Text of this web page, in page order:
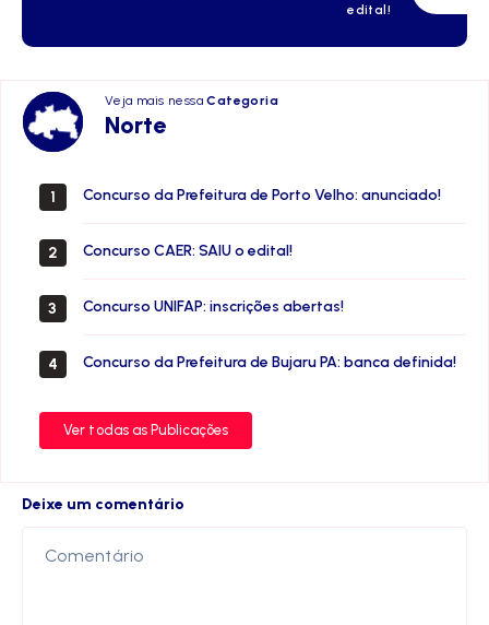
edital!
Veja mais nessaCategoria
Norte
Norte
1 Concurso da Prefeitura de Porto Velho: anunciado!
2 Concurso CAER: SAIU o edital!
3 Concurso UNIFAP: inscrições abertas!
4 Concurso da Prefeitura de Bujaru PA: banca definida!
Ver todas as Publicações
Deixe um comentário